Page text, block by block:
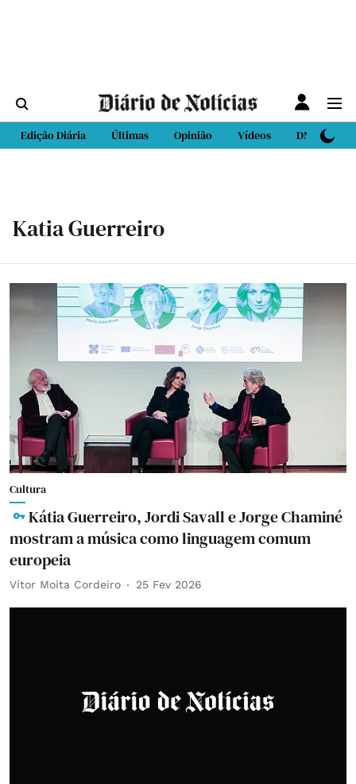
Edição Diária Últimas Opinião Vídeos DN Sport
Katia Guerreiro
Cultura
Kátia Guerreiro, Jordi Savall e Jorge Chaminé
mostram a música como linguagem comum
europeia
Vítor Moita Cordeiro 25 Fev 2026